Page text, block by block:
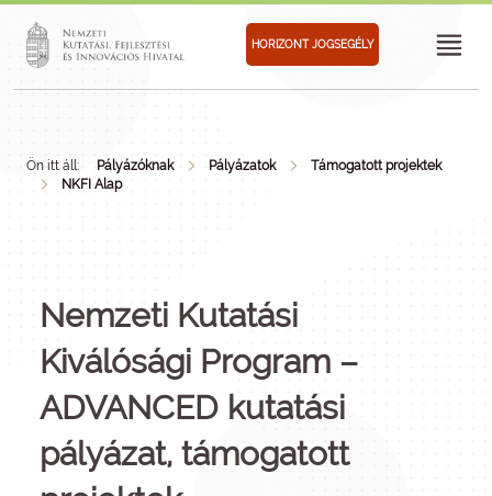
HORIZONT JOGSEGÉLY
Ön itt áll: Pályázóknak Pályázatok
Támogatott projektek
NKFI Alap
Nemzeti Kutatási
Kiválósági Program –
ADVANCED kutatási
pályázat, támogatott